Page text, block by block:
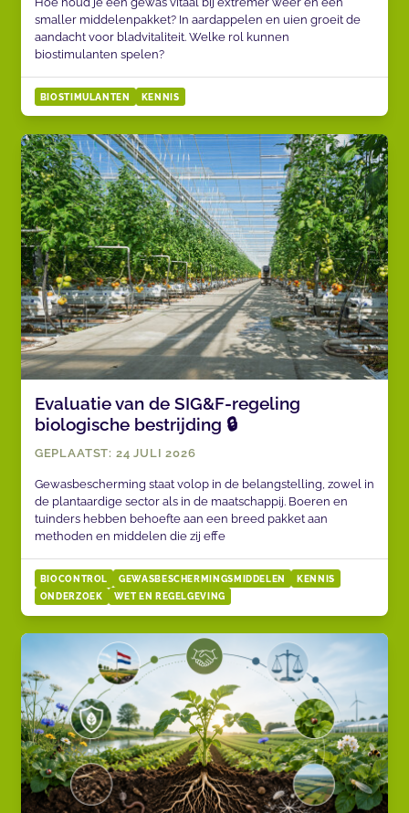
smaller middelenpakket? In aardappelen en uien groeit de
aandacht voor bladvitaliteit. Welke rol kunnen
biostimulanten spelen?
BIOSTIMULANTEN KENNIS
Evaluatie van de SIG&F-regeling
biologische bestrijding 🔒
GEPLAATST: 24 JULI 2026
Gewasbescherming staat volop in de belangstelling, zowel in
de plantaardige sector als in de maatschappij. Boeren en
tuinders hebben behoefte aan een breed pakket aan
methoden en middelen die zij effe
BIOCONTROL GEWASBESCHERMINGSMIDDELEN
KENNIS
ONDERZOEK
WET EN REGELGEVING